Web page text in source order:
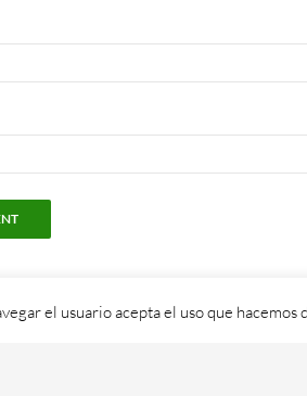
el usuario acepta el uso que hacemos